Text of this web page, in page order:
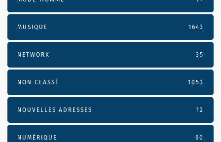
MUSIQUE 1643
NETWORK 35
NON CLASSÉ 1053
NOUVELLES ADRESSES 12
NUMÉRIQUE 60